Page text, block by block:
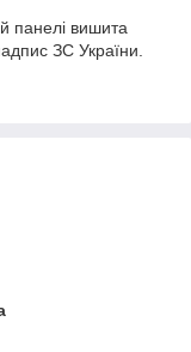
панелі вишита
ЗС України.